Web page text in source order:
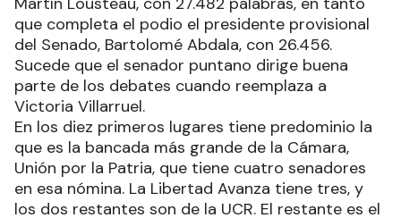
que completa el podio el presidente provisional
del Senado, Bartolomé Abdala, con 26.456.
Sucede que el senador puntano dirige buena
parte de los debates cuando reemplaza a
Victoria Villarruel.
En los diez primeros lugares tiene predominio la
que es la bancada más grande de la Cámara,
Unión por la Patria, que tiene cuatro senadores
en esa nómina. La Libertad Avanza tiene tres, y
los dos restantes son de la UCR. El restante es el